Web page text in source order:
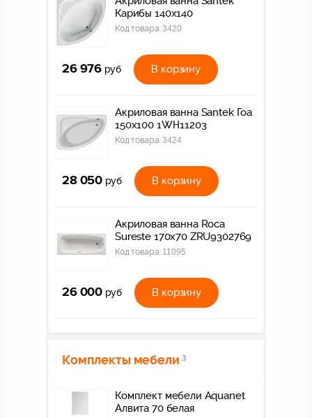
Карибы 140х140
Код товара:3420
26 976 руб В корзину
Акриловая ванна Santek Гоа
150х100 1WH11203
Код товара:3424
28 050 руб В корзину
Акриловая ванна Roca
Sureste 170x70 ZRU9302769
Код товара: 11095
26 000 руб В корзину
Комплекты мебели 3
Комплект мебели Aquanet
Алвита 70 белая